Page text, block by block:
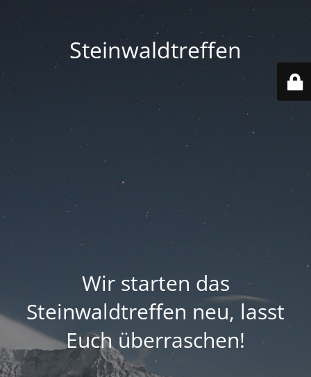
Steinwaldtreffen
Wir starten das
Steinwaldtreffen neu, lasst
Euch überraschen!